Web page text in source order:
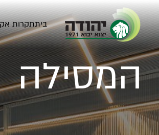
ביתתקרות
המסילה